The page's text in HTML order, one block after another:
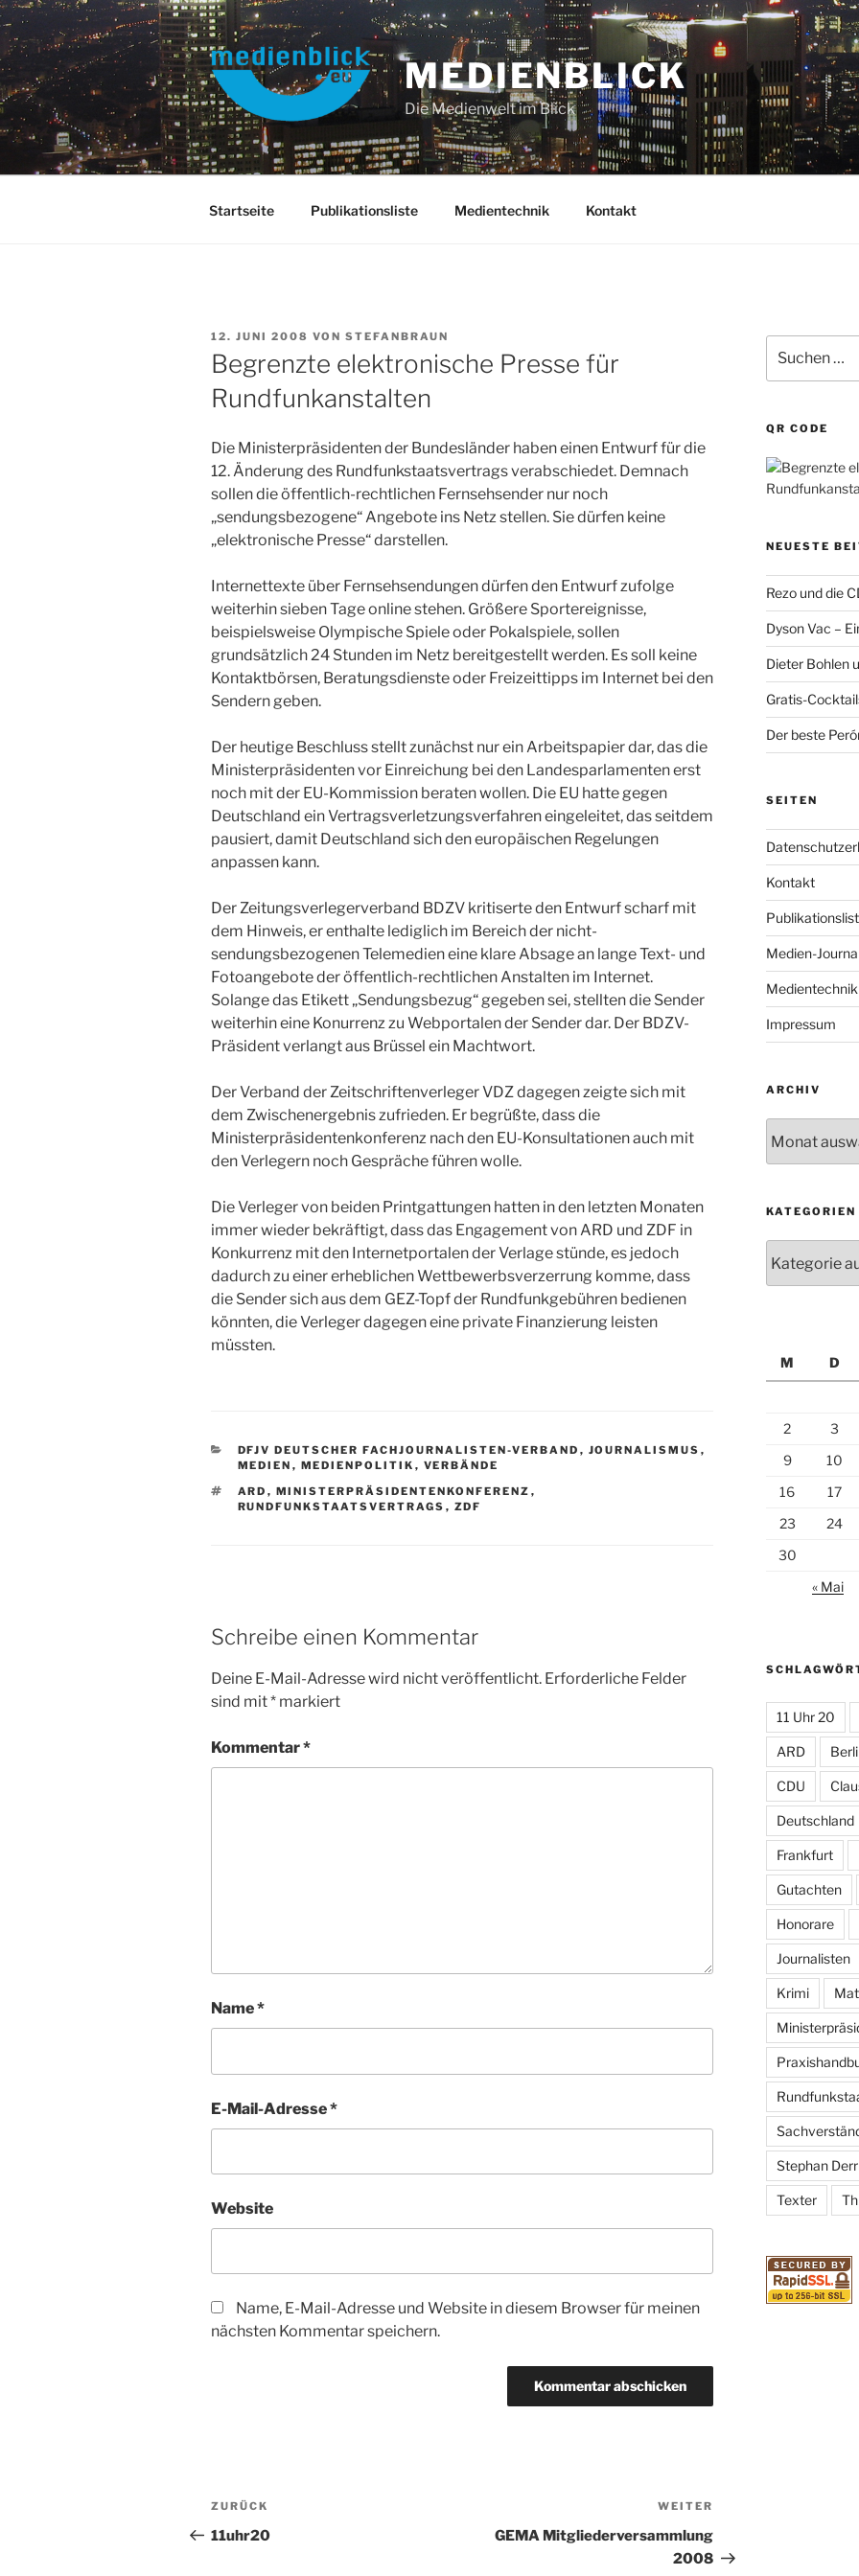
Zum
Inhalt
springen
MEDIENBLICK
Die Medienwelt im Blick
Startseite Publikationsliste Medientechnik Kontakt
VERÖFFENTLICHT
AM
12. JUNI 2008 VON STEFANBRAUN
Begrenzte elektronische Presse für
Rundfunkanstalten
Die Ministerpräsidenten der Bundesländer haben einen Entwurf für die
12. Änderung des Rundfunkstaatsvertrags verabschiedet. Demnach
sollen die öffentlich-rechtlichen Fernsehsender nur noch
„sendungsbezogene“ Angebote ins Netz stellen. Sie dürfen keine
„elektronische Presse“ darstellen.
Internettexte über Fernsehsendungen dürfen den Entwurf zufolge
weiterhin sieben Tage online stehen. Größere Sportereignisse,
beispielsweise Olympische Spiele oder Pokalspiele, sollen
grundsätzlich 24 Stunden im Netz bereitgestellt werden. Es soll keine
Kontaktbörsen, Beratungsdienste oder Freizeittipps im Internet bei den
Sendern geben.
Der heutige Beschluss stellt zunächst nur ein Arbeitspapier dar, das die
Ministerpräsidenten vor Einreichung bei den Landesparlamenten erst
noch mit der EU-Kommission beraten wollen. Die EU hatte gegen
Deutschland ein Vertragsverletzungsverfahren eingeleitet, das seitdem
pausiert, damit Deutschland sich den europäischen Regelungen
anpassen kann.
Der Zeitungsverlegerverband BDZV kritiserte den Entwurf scharf mit
dem Hinweis, er enthalte lediglich im Bereich der nicht-
sendungsbezogenen Telemedien eine klare Absage an lange Text- und
Fotoangebote der öffentlich-rechtlichen Anstalten im Internet.
Solange das Etikett „Sendungsbezug“ gegeben sei, stellten die Sender
weiterhin eine Konurrenz zu Webportalen der Sender dar. Der BDZV-
Präsident verlangt aus Brüssel ein Machtwort.
Der Verband der Zeitschriftenverleger VDZ dagegen zeigte sich mit
dem Zwischenergebnis zufrieden. Er begrüßte, dass die
Ministerpräsidentenkonferenz nach den EU-Konsultationen auch mit
den Verlegern noch Gespräche führen wolle.
Die Verleger von beiden Printgattungen hatten in den letzten Monaten
immer wieder bekräftigt, dass das Engagement von ARD und ZDF in
Konkurrenz mit den Internetportalen der Verlage stünde, es jedoch
dadurch zu einer erheblichen Wettbewerbsverzerrung komme, dass
die Sender sich aus dem GEZ-Topf der Rundfunkgebühren bedienen
könnten, die Verleger dagegen eine private Finanzierung leisten
müssten.
KATEGORIEN
DFJV DEUTSCHER FACHJOURNALISTEN-VERBAND , JOURNALISMUS ,
MEDIEN , MEDIENPOLITIK , VERBÄNDE
SCHLAGWÖRTER
ARD , MINISTERPRÄSIDENTENKONFERENZ ,
RUNDFUNKSTAATSVERTRAGS , ZDF
Schreibe einen Kommentar
Deine E-Mail-Adresse wird nicht veröffentlicht. Erforderliche Felder
sind mit* markiert
Kommentar*
Name*
E-Mail-Adresse*
Website
Name, E-Mail-Adresse und Website in diesem Browser für meinen
nächsten Kommentar speichern.
e
r
Beitragsnavigation
Vorheriger
Beitrag
ZURÜCK
11uhr20
Beitrag
WEITER
GEMA Mitgliederversammlung
2008
nach:
QR CODE
NEUESTE
Rezo und die
Dyson Vac –
Dieter Bohlen
Gratis-
Der beste
SEITEN
Kontakt
Medien-
Medientechnik
Impressum
ARCHIV
KATEGORIEN
M
D
2
3
9
10
16
17
23
24
30
« Mai
11 Uhr 20
ARD
CDU
Deutschland
Frankfurt
Gutachten
Honorare
Journalisten
Krimi
Stephan
Texter